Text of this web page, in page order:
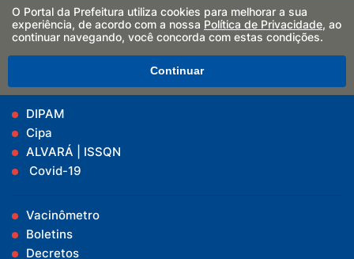
Cidade
Secretarias
Programa Habitacional
DIPAM
Cipa
ALVARÁ | ISSQN
Covid-19
Vacinômetro
Boletins
Decretos
O Portal da Prefeitura utiliza cookies para melhorar a sua
experiência, de acordo com a nossa Política de Privacidade, ao
continuar navegando, você concorda com estas condições.
Continuar